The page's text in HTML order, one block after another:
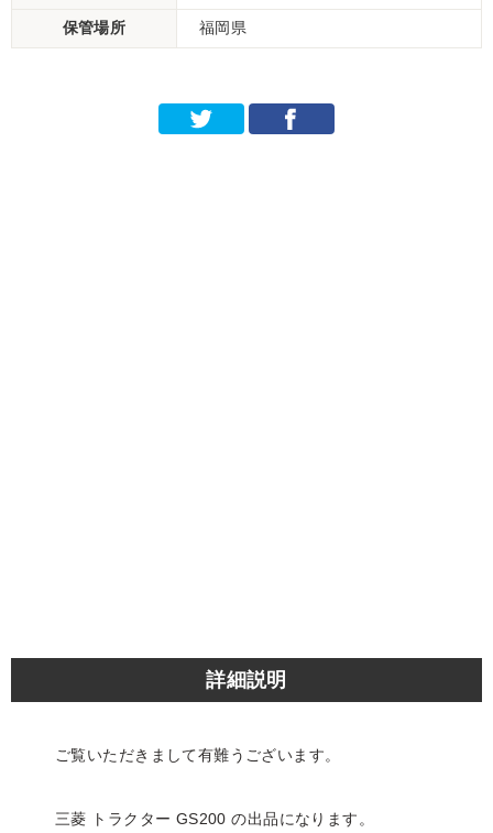
保管場所 福岡県
詳細説明
ご覧いただきまして有難うございます。
三菱 トラクター GS200 の出品になります。